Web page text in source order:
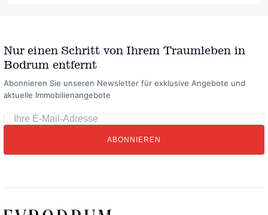
Nur einen Schritt von Ihrem Traumleben in
Bodrum entfernt
Abonnieren Sie unseren Newsletter für exklusive Angebote und
aktuelle Immobilienangebote
Ihre
E-
Adresse
ABONNIEREN